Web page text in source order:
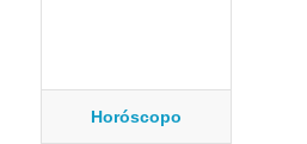
Horóscopo